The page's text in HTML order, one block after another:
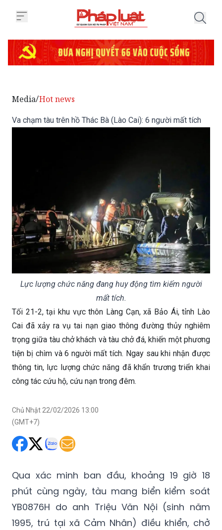
Media/Hot news
Va chạm tàu trên hồ Thác Bà (Lào Cai): 6 người mất tích
Lực lượng chức năng đang huy động tìm kiếm người
mất tích.
Tối 21-2, tại khu vực thôn Làng Cạn, xã Bảo Ái, tỉnh Lào
Cai đã xảy ra vụ tai nạn giao thông đường thủy nghiêm
trọng giữa tàu chở khách và tàu chở đá, khiến một phương
tiện bị chìm và 6 người mất tích. Ngay sau khi nhận được
thông tin, lực lượng chức năng đã khẩn trương triển khai
công tác cứu hộ, cứu nạn trong đêm.
Chủ Nhật 22/02/2026 13:00
(GMT+7)
Qua xác minh ban đầu, khoảng 19 giờ 18
phút cùng ngày, tàu mang biển kiểm soát
YB0876H do anh Triệu Văn Nội (sinh năm
1995, trú tại xã Cảm Nhân) điều khiển, chở